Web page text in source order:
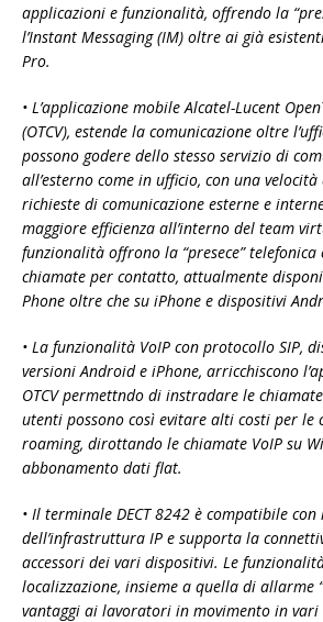
applicazioni e funzionalità, offrendo la
l’Instant Messaging (IM) oltre ai già
Pro.
• L’applicazione mobile Alcatel-Lucent
(OTCV), estende la comunicazione oltre
possono godere dello stesso servizio di
all’esterno come in ufficio, con una
richieste di comunicazione esterne e
maggiore efficienza all’interno del team
funzionalità offrono la “presece”
chiamate per contatto, attualmente
Phone oltre che su iPhone e dispositivi
• La funzionalità VoIP con protocollo SIP,
versioni Android e iPhone, arricchiscono
OTCV permettndo di instradare le
utenti possono così evitare alti costi per le
roaming, dirottando le chiamate VoIP su
abbonamento dati flat.
• Il terminale DECT 8242 è compatibile
dell’infrastruttura IP e supporta la
accessori dei vari dispositivi. Le
localizzazione, insieme a quella di allarme
vantaggi ai lavoratori in movimento in